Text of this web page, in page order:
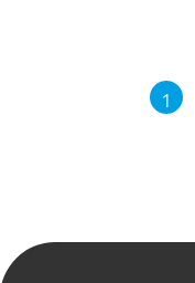
1